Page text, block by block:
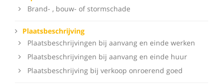
Brand- , bouw- of stormschade
Plaatsbeschrijving
Plaatsbeschrijvingen bij aanvang en einde werken
Plaatsbeschrijvingen bij aanvang en einde huur
Plaatsbeschrijving bij verkoop onroerend goed